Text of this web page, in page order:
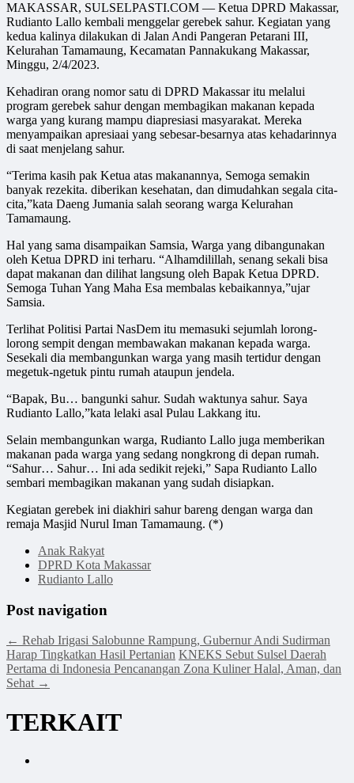
MAKASSAR, SULSELPASTI.COM — Ketua DPRD Makassar,
Rudianto Lallo kembali menggelar gerebek sahur. Kegiatan yang
kedua kalinya dilakukan di Jalan Andi Pangeran Petarani III,
Kelurahan Tamamaung, Kecamatan Pannakukang Makassar,
Minggu, 2/4/2023.
Kehadiran orang nomor satu di DPRD Makassar itu melalui
program gerebek sahur dengan membagikan makanan kepada
warga yang kurang mampu diapresiasi masyarakat. Mereka
menyampaikan apresiaai yang sebesar-besarnya atas kehadarinnya
di saat menjelang sahur.
“Terima kasih pak Ketua atas makanannya, Semoga semakin
banyak rezekita. diberikan kesehatan, dan dimudahkan segala cita-
cita,”kata Daeng Jumania salah seorang warga Kelurahan
Tamamaung.
Hal yang sama disampaikan Samsia, Warga yang dibangunakan
oleh Ketua DPRD ini terharu. “Alhamdilillah, senang sekali bisa
dapat makanan dan dilihat langsung oleh Bapak Ketua DPRD.
Semoga Tuhan Yang Maha Esa membalas kebaikannya,”ujar
Samsia.
Terlihat Politisi Partai NasDem itu memasuki sejumlah lorong-
lorong sempit dengan membawakan makanan kepada warga.
Sesekali dia membangunkan warga yang masih tertidur dengan
megetuk-ngetuk pintu rumah ataupun jendela.
“Bapak, Bu… bangunki sahur. Sudah waktunya sahur. Saya
Rudianto Lallo,”kata lelaki asal Pulau Lakkang itu.
Selain membangunkan warga, Rudianto Lallo juga memberikan
makanan pada warga yang sedang nongkrong di depan rumah.
“Sahur… Sahur… Ini ada sedikit rejeki,” Sapa Rudianto Lallo
sembari membagikan makanan yang sudah disiapkan.
Kegiatan gerebek ini diakhiri sahur bareng dengan warga dan
remaja Masjid Nurul Iman Tamamaung. (*)
Anak Rakyat
DPRD Kota Makassar
Rudianto Lallo
Post navigation
← Rehab Irigasi Salobunne Rampung, Gubernur Andi Sudirman
Harap Tingkatkan Hasil Pertanian KNEKS Sebut Sulsel Daerah
Pertama di Indonesia Pencanangan Zona Kuliner Halal, Aman, dan
Sehat →
TERKAIT